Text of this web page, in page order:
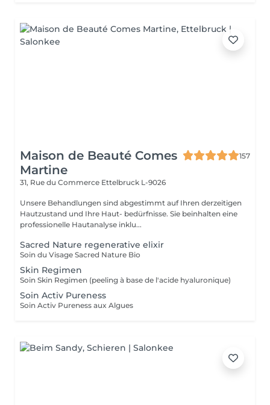
Maison de Beauté Comes
Martine
157
31, Rue du Commerce Ettelbruck L-9026
Unsere Behandlungen sind abgestimmt auf Ihren derzeitigen
Hautzustand und Ihre Haut- bedürfnisse. Sie beinhalten eine
professionelle Hautanalyse inklu...
Sacred Nature regenerative elixir
Soin du Visage Sacred Nature Bio
Skin Regimen
Soin Skin Regimen (peeling à base de l'acide hyaluronique)
Soin Activ Pureness
Soin Activ Pureness aux Algues